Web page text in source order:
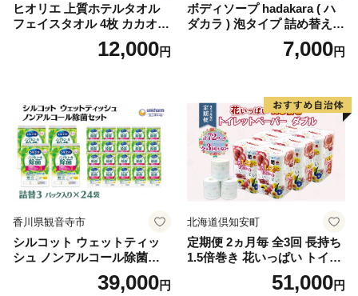
ヒオリエ 上質ホテルタオル
フェイスタオル 4枚 カカオ
【タオル 泉州タオル 吸水 普
段使い 無地 シンプル 日用品
12,000円
ボディソープ hadakara ( ハ
ダカラ ) 泡タイプ 詰め替え 4
40ml×4袋 ボディーソープ 泡
ボディソープ 泡 日用品 消耗
泡石鹸 石鹸 兵庫 兵庫県 小野
7,000円
香川県観音寺市
シルコット ウェットティッ
シュ ノンアルコール除菌詰
替（43枚×3P）×24袋 日用品
おもちゃ 拭き取り 手拭き 外
39,000円
北海道倶知安町
定期便 2ヵ月毎 全3回 長持ち
1.5倍巻き 花いっぱい トイレ
ットペーパー ダブル 45ｍ 計
72ロール 全18種 花柄 プリン
51,000円